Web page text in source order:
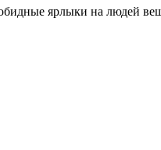
ярлыки на людей